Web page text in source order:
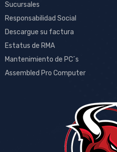
Sucursales
Responsabilidad Social
Descargue su factura
Estatus de RMA
Mantenimiento de PC´s
Assembled Pro Computer